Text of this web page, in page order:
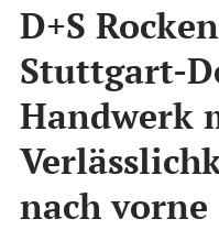
D+S
Stuttgart-
Handwerk
nach vorne